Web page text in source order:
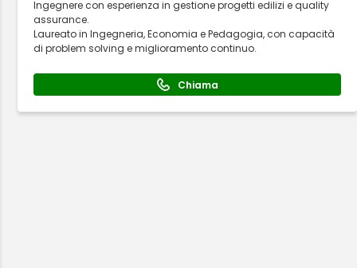
Ingegnere con esperienza in gestione progetti edilizi e quality
assurance.
Laureato in Ingegneria, Economia e Pedagogia, con capacità
di problem solving e miglioramento continuo.
Chiama